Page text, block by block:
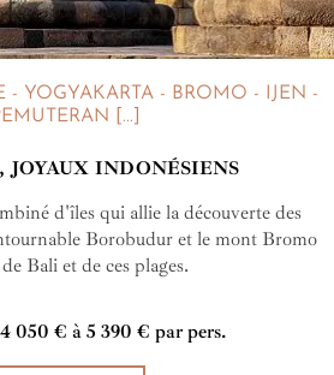
- YOGYAKARTA - BROMO - IJEN -
[...]
JOYAUX INDONÉSIENS
d'îles qui allie la découverte des
Borobudur et le mont Bromo
Bali et de ces plages.
050 € à 5 390 € par pers.